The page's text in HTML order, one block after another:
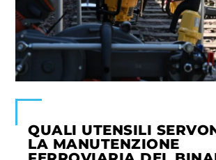
QUALI UTENSILI
LA MANUTENZIONE